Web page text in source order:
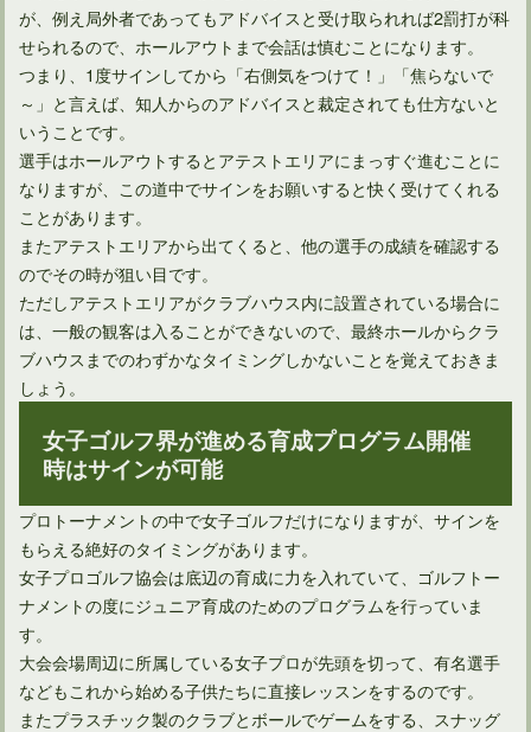
ゴルフルールの改正で池の処置は大幅に変わるのか？
ゴルフ場が定める服装の決まりに正しい根拠ってあるの？
が、例え局外者であってもアドバイスと受け取られれば2罰打が科
せられるので、ホールアウトまで会話は慎むことになります。
つまり、1度サインしてから「右側気をつけて！」「焦らないで
～」と言えば、知人からのアドバイスと裁定されても仕方ないと
いうことです。
選手はホールアウトするとアテストエリアにまっすぐ進むことに
なりますが、この道中でサインをお願いすると快く受けてくれる
ことがあります。
またアテストエリアから出てくると、他の選手の成績を確認する
のでその時が狙い目です。
ただしアテストエリアがクラブハウス内に設置されている場合に
は、一般の観客は入ることができないので、最終ホールからクラ
ブハウスまでのわずかなタイミングしかないことを覚えておきま
しょう。
女子ゴルフ界が進める育成プログラム開催
時はサインが可能
プロトーナメントの中で女子ゴルフだけになりますが、サインを
もらえる絶好のタイミングがあります。
女子プロゴルフ協会は底辺の育成に力を入れていて、ゴルフトー
ナメントの度にジュニア育成のためのプログラムを行っていま
す。
大会会場周辺に所属している女子プロが先頭を切って、有名選手
などもこれから始める子供たちに直接レッスンをするのです。
またプラスチック製のクラブとボールでゲームをする、スナッグ